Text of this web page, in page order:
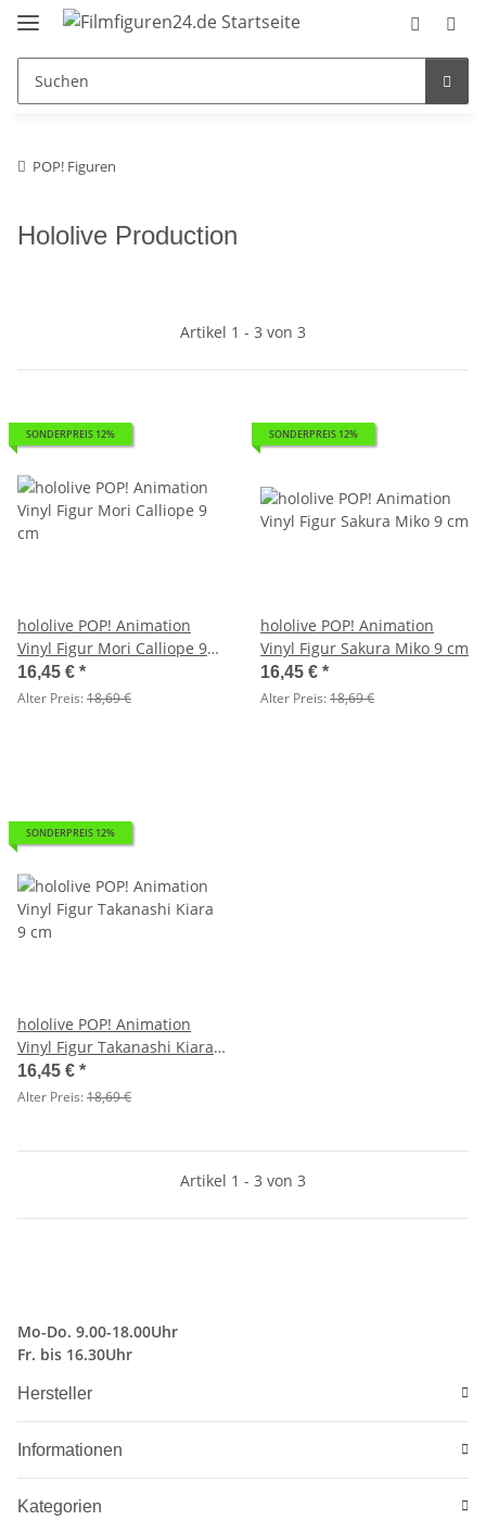
POP! Figuren
Hololive Production
Artikel 1 - 3 von 3
SONDERPREIS 12%
hololive POP! Animation
Vinyl Figur Mori Calliope 9
cm
16,45 € *
Alter Preis:18,69 €
SONDERPREIS 12%
hololive POP! Animation
Vinyl Figur Sakura Miko 9 cm
16,45 € *
Alter Preis:18,69 €
SONDERPREIS 12%
hololive POP! Animation
Vinyl Figur Takanashi Kiara
9 cm
16,45 € *
Alter Preis:18,69 €
Artikel 1 - 3 von 3
Mo-Do. 9.00-18.00Uhr
Fr. bis 16.30Uhr
Hersteller
Informationen
Kategorien